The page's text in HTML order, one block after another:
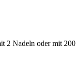
2 Nadeln oder mit 200